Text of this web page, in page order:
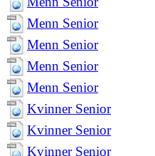
Menn Senior
Menn Senior
Menn Senior
Menn Senior
Kvinner Senior
Kvinner Senior
Kvinner Senior